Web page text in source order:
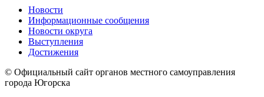
Новости
Информационные сообщения
Новости округа
Выступления
Достижения
© Официальный сайт органов местного самоуправления
города Югорска